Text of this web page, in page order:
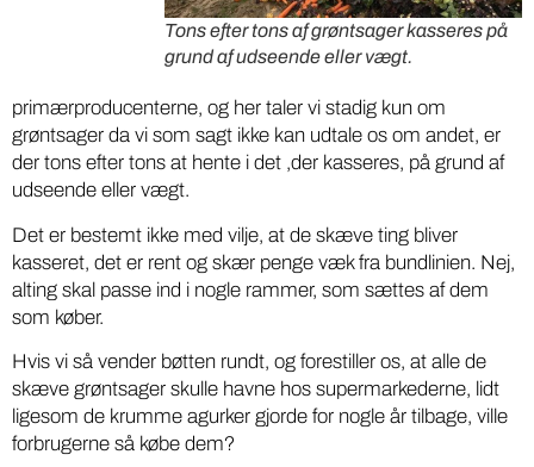
Tons efter tons af grøntsager kasseres på
grund af udseende eller vægt.
primærproducenterne, og her taler vi stadig kun om
grøntsager da vi som sagt ikke kan udtale os om andet, er
der tons efter tons at hente i det ,der kasseres, på grund af
udseende eller vægt.
Det er bestemt ikke med vilje, at de skæve ting bliver
kasseret, det er rent og skær penge væk fra bundlinien. Nej,
alting skal passe ind i nogle rammer, som sættes af dem
som køber.
Hvis vi så vender bøtten rundt, og forestiller os, at alle de
skæve grøntsager skulle havne hos supermarkederne, lidt
ligesom de krumme agurker gjorde for nogle år tilbage, ville
forbrugerne så købe dem?